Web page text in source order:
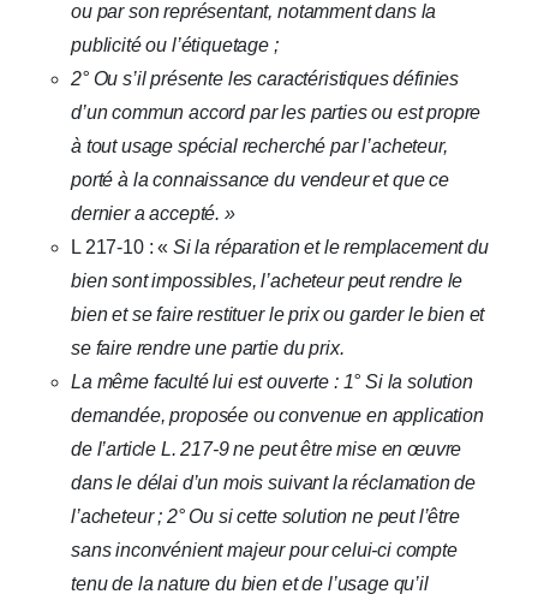
ou par son représentant, notamment dans la
publicité ou l’étiquetage ;
2° Ou s’il présente les caractéristiques définies
d’un commun accord par les parties ou est propre
à tout usage spécial recherché par l’acheteur,
porté à la connaissance du vendeur et que ce
dernier a accepté. »
L 217-10 : « Si la réparation et le remplacement du
bien sont impossibles, l’acheteur peut rendre le
bien et se faire restituer le prix ou garder le bien et
se faire rendre une partie du prix.
La même faculté lui est ouverte : 1° Si la solution
demandée, proposée ou convenue en application
de l’article L. 217-9 ne peut être mise en œuvre
dans le délai d’un mois suivant la réclamation de
l’acheteur ; 2° Ou si cette solution ne peut l’être
sans inconvénient majeur pour celui-ci compte
tenu de la nature du bien et de l’usage qu’il